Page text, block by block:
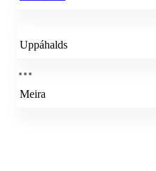
Uppáhalds
Meira